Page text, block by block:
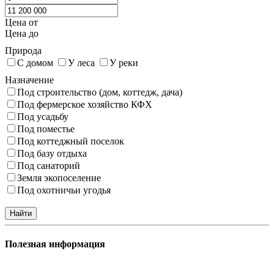
Цена от
Цена до
Природа
С домом
У леса
У реки
Назначение
Под строительство (дом, коттедж, дача)
Под фермерское хозяйство КФХ
Под усадьбу
Под поместье
Под коттеджный поселок
Под базу отдыха
Под санаторий
Земля экопоселение
Под охотничьи угодья
Полезная информация